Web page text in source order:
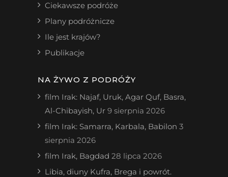
Ciekawsze podróże
Plany podróżnicze
Ile jest krajów?
Publikacje
NA ŻYWO Z PODRÓŻY
film Irak: Najaf, Uruk, Agar Quf, Basra,
Al-Chibayish, Ur 9 sierpnia 2026
film Irak: Samarra, Karbala, Babilon 3
sierpnia 2026
film Irak, Bagdad 28 lipca 2026
Libia, diuny Kufra, Brega i powrót.